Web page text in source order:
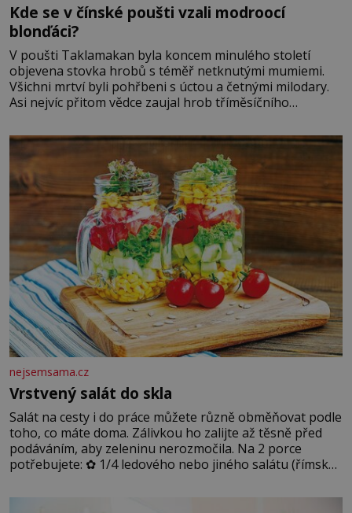
Kde se v čínské poušti vzali modroocí
blonďáci?
V poušti Taklamakan byla koncem minulého století
objevena stovka hrobů s téměř netknutými mumiemi.
Všichni mrtví byli pohřbeni s úctou a četnými milodary.
Asi nejvíc přitom vědce zaujal hrob tříměsíčního
blonďaté vlásky. Fakt, že jsou těla dávných lidí nesmírně
dobře zachovalá, přičítají odborníci zdejším klimatickým
podmínkám. Sucho, prosolené písky a extrémně
nejsemsama.cz
Vrstvený salát do skla
Salát na cesty i do práce můžete různě obměňovat podle
toho, co máte doma. Zálivkou ho zalijte až těsně před
podáváním, aby zeleninu nerozmočila. Na 2 porce
potřebujete: ✿ 1/4 ledového nebo jiného salátu (římský
okurky ✿ 2 rajčata Zálivka: ✿ 4 lžíce olivového oleje ✿ 1